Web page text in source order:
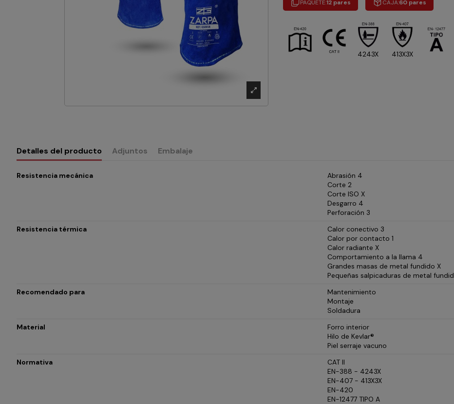
PAQUETE:12 pares CAJA:60 pares
4243X 413X3X
Detalles del producto Adjuntos Embalaje
Resistencia mecánica
Abrasión 4
Corte 2
Corte ISO X
Desgarro 4
Perforación 3
Resistencia térmica
Calor conectivo 3
Calor por contacto 1
Calor radiante X
Comportamiento a la llama 4
Grandes masas de metal fundido X
Pequeñas salpicaduras de metal
Recomendado para
Mantenimiento
Montaje
Soldadura
Material
Forro interior
Hilo de Kevlar®
Piel serraje vacuno
Normativa
CAT II
EN-388 - 4243X
EN-407 - 413X3X
EN-420
EN-12477 TIPO A